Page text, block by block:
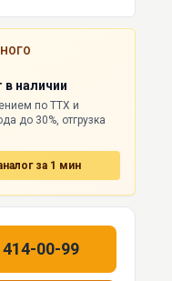
в наличии
по ТТХ и
до 30%, отгрузка
за 1 мин
00-99